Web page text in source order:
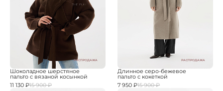
РАСПРОДАЖА
Шоколадное шерстяное
пальто с вязаной косынкой
11 130 ₽15 900 ₽
РАСПРОДАЖА
Длинное серо-бежевое
пальто с кокеткой
7 950 ₽15 900 ₽